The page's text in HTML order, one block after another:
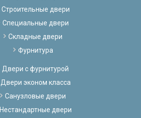
Строительные двери
Специальные двери
Складные двери
Фурнитура
Двери с фурнитурой
Двери эконом класса
Санузловые двери
Нестандартные двери